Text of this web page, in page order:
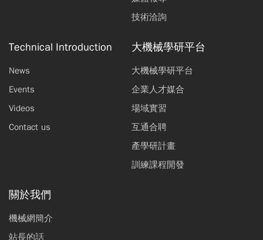
技術洽詢
Technical Introduction
News
Events
Videos
Contact us
大機械學研平台
大機械學研平台
企業人才媒合
場域實習
互通合聘
產學研計畫
訓練課程開發
關於我們
機械網簡介
站長的話